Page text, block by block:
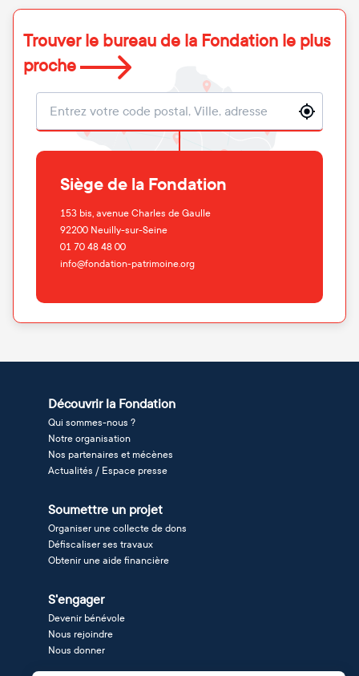
Trouver le bureau de la Fondation le plus
proche
Localisation
Siège de la Fondation
153 bis, avenue Charles de Gaulle
92200 Neuilly-sur-Seine
01 70 48 48 00
info@fondation-patrimoine.org
Découvrir la Fondation
Qui sommes-nous ?
Notre organisation
Nos partenaires et mécènes
Actualités / Espace presse
Soumettre un projet
Organiser une collecte de dons
Défiscaliser ses travaux
Obtenir une aide financière
S'engager
Devenir bénévole
Nous rejoindre
Nous donner